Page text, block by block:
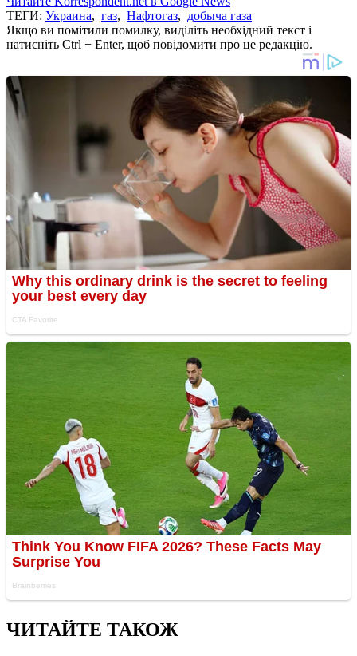
ТЕГИ: Украина, газ, Нафтогаз, добыча газа
Якщо ви помітили помилку, виділіть необхідний текст і
натисніть Ctrl + Enter, щоб повідомити про це редакцію.
ЧИТАЙТЕ ТАКОЖ